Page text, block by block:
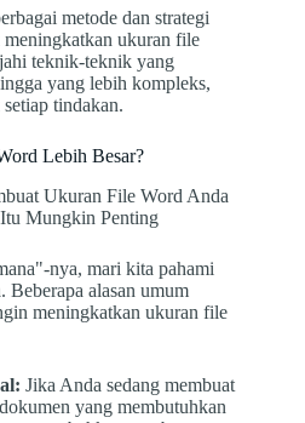
metode dan strategi
ukuran file
teknik-teknik yang
yang lebih kompleks,
tindakan.
Lebih Besar?
nya, mari kita pahami
alasan umum
meningkatkan ukuran file
Jika Anda sedang membuat
yang membutuhkan